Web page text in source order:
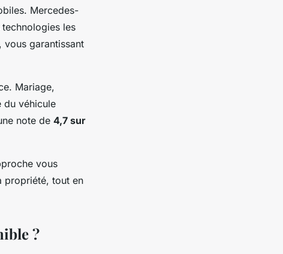
Mercedes-
les
vous garantissant
Mariage,
du véhicule
note de 4,7 sur
vous
propriété, tout en
?